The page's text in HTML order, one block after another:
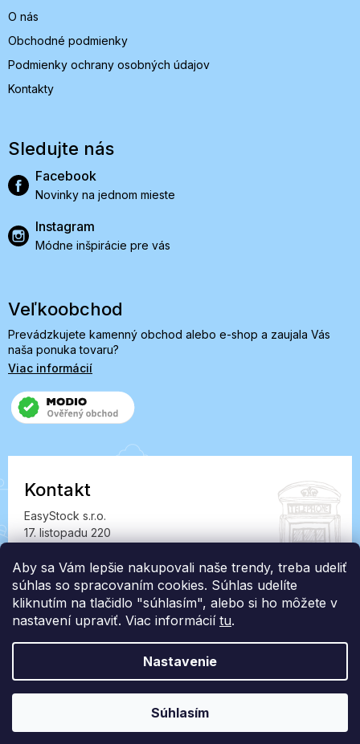
Aby sa Vám lepšie nakupovali naše trendy, treba udeliť
súhlas so spracovaním cookies. Súhlas udelíte
kliknutím na tlačidlo "súhlasím", alebo si ho môžete v
nastavení upraviť. Viac informácií tu.
Nastavenie
Súhlasím
O nás
Obchodné podmienky
Podmienky ochrany osobných údajov
Kontakty
Sledujte nás
Facebook
Novinky na jednom mieste
Instagram
Módne inšpirácie pre vás
Veľkoobchod
Prevádzkujete kamenný obchod alebo e-shop a zaujala Vás
naša ponuka tovaru?
Viac informácií
Kontakt
EasyStock s.r.o.
17. listopadu 220
IČ: 07727402, DIČ: CZ07727402
info@londonclub.sk